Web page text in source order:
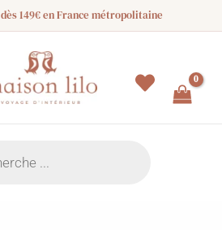
149€ en France métropolitaine